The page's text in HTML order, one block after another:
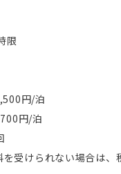
限
円/泊
円/泊
受けられない場合は、